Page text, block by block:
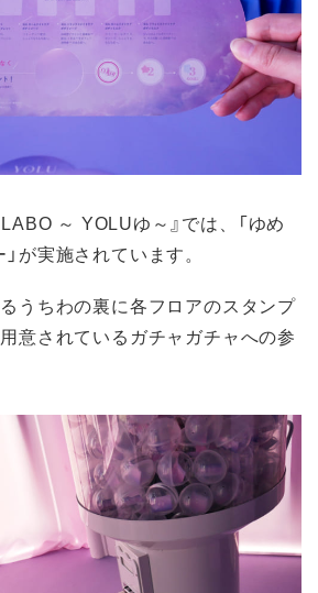
～ YOLUゆ～』では、「ゆめ
が実施されています。
うちわの裏に各フロアのスタンプ
意されているガチャガチャへの参